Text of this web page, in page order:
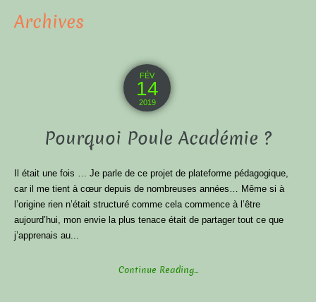
Archives
FÉV
14
2019
Pourquoi Poule Académie ?
Il était une fois … Je parle de ce projet de plateforme pédagogique,
car il me tient à cœur depuis de nombreuses années… Même si à
l’origine rien n’était structuré comme cela commence à l’être
aujourd’hui, mon envie la plus tenace était de partager tout ce que
j’apprenais au...
Continue Reading...